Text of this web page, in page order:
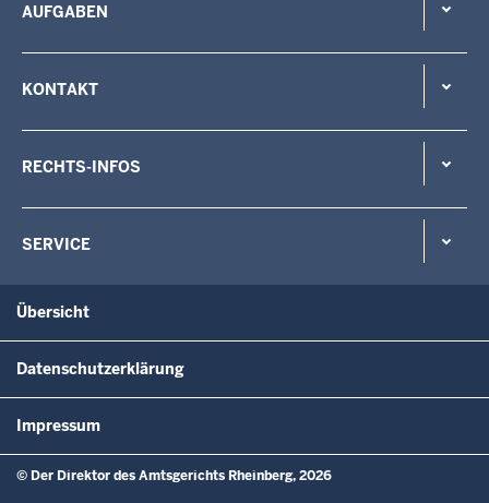
AUFGABEN
KONTAKT
RECHTS-INFOS
SERVICE
Übersicht
Datenschutzerklärung
Impressum
© Der Direktor des Amtsgerichts Rheinberg, 2026